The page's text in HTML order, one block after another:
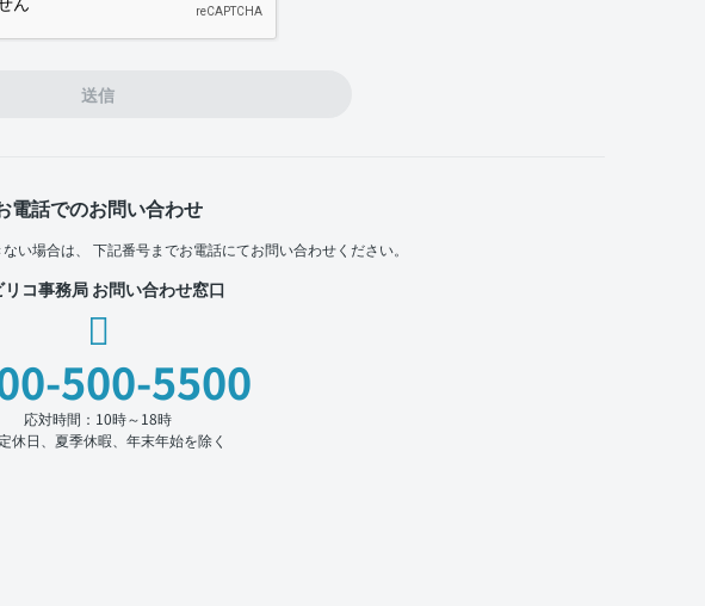
送信
電話でのお問い合わせ
い場合は、 下記番号までお電話にてお問い合わせください。
リコ事務局 お問い合わせ窓口
500-5500
応対時間：10時～18時
休日、夏季休暇、年末年始を除く